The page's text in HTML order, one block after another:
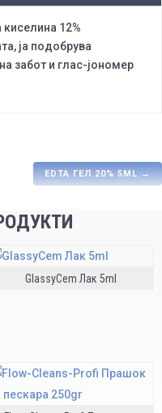
12%
ја подобрува
забот и глас-јономер
EDTA ГЕЛ 20% 5ML→
GlassyCem Лак 5ml